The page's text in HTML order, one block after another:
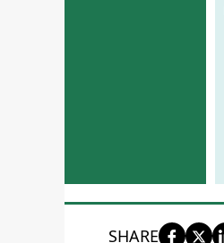
SHARE